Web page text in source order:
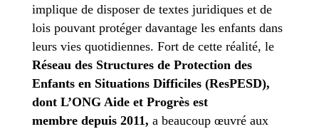
implique de disposer de textes juridiques et de
lois pouvant protéger davantage les enfants dans
leurs vies quotidiennes. Fort de cette réalité, le
Réseau des Structures de Protection des
Enfants en Situations Difficiles (ResPESD),
dont L’ONG Aide et Progrès est
membre depuis 2011, a beaucoup œuvré aux